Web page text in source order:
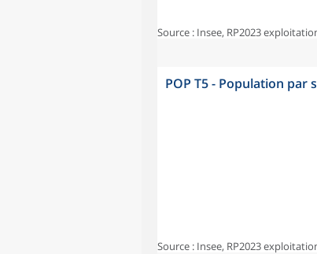
Source : Insee, RP2023
POP T5 - Population par
Source : Insee, RP2023